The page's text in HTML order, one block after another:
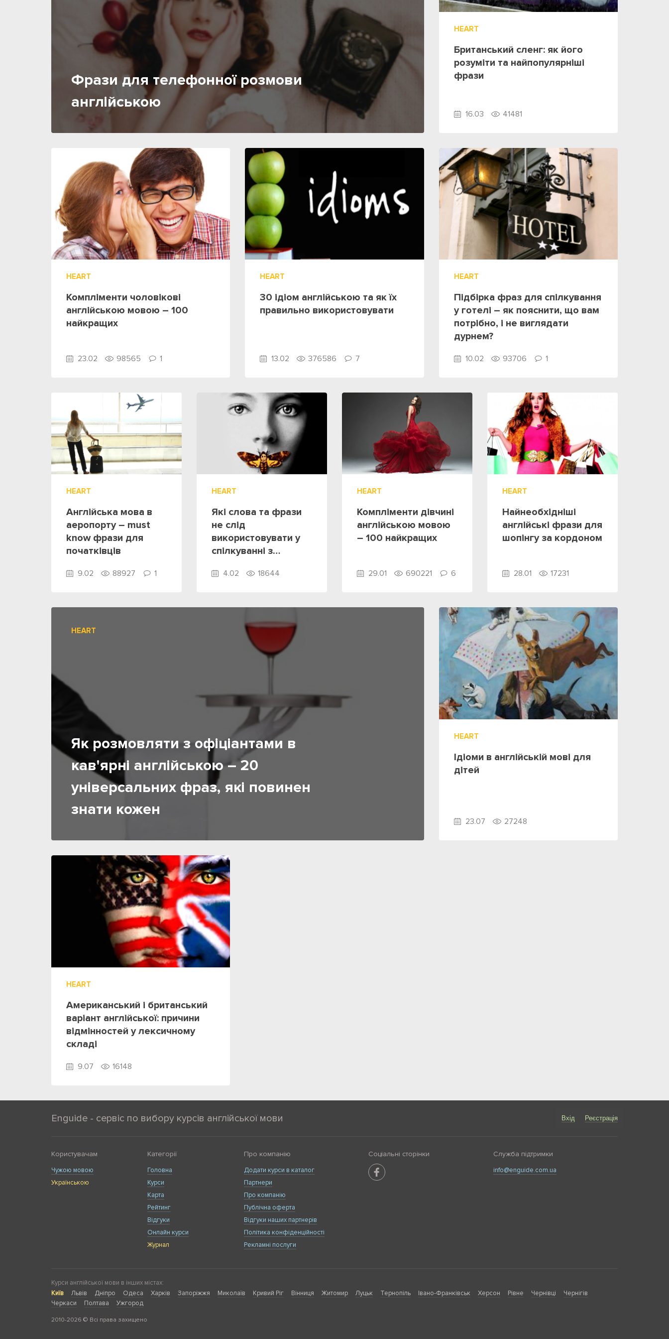
Фрази для телефонної розмови
англійською
HEART
Британський сленг: як його
розуміти та найпопулярніші
фрази
16.03 41481
HEART
Компліменти чоловікові
англійською мовою – 100
найкращих
23.02 98565 1
HEART
30 ідіом англійською та як їх
правильно використовувати
13.02 376586 7
HEART
Підбірка фраз для спілкування
у готелі – як пояснити, що вам
потрібно, і не виглядати
дурнем?
10.02 93706 1
HEART
Англійська мова в
аеропорту – must
know фрази для
початківців
9.02 88927 1
HEART
Які слова та фрази
не слід
використовувати у
спілкуванні з
4.02 18644
HEART
Компліменти дівчині
англійською мовою
– 100 найкращих
29.01 690221 6
HEART
Найнеобхідніші
англійські фрази для
шопінгу за кордоном
28.01 17231
HEART
Як розмовляти з офіціантами в
кав'ярні англійською – 20
універсальних фраз, які повинен
знати кожен
HEART
Ідіоми в англійській мові для
дітей
23.07 27248
HEART
Американський і британський
варіант англійської: причини
відмінностей у лексичному
складі
9.07 16148
Enguide - сервіс по вибору курсів англійської мови Вхід Реєстрація
Користувачам
Чужою мовою
Українською
Категорії
Головна
Курси
Карта
Рейтинг
Відгуки
Онлайн курси
Журнал
Про компанію
Додати курси в каталог
Партнери
Про компанію
Публічна оферта
Відгуки наших партнерів
Політика конфіденційності
Рекламні послуги
Соціальні сторінки Служба підтримки
info@enguide.com.ua
Курси англійської мови в інших містах:
Київ
Львів Дніпро Одеса Харків Запоріжжя Миколаїв Кривий Ріг Вінниця Житомир Луцьк Тернопіль Івано-Франківськ Херсон Рівне Чернівці
Чернігів
Черкаси
Полтава Ужгород
2010-2026 © Всі права захищено